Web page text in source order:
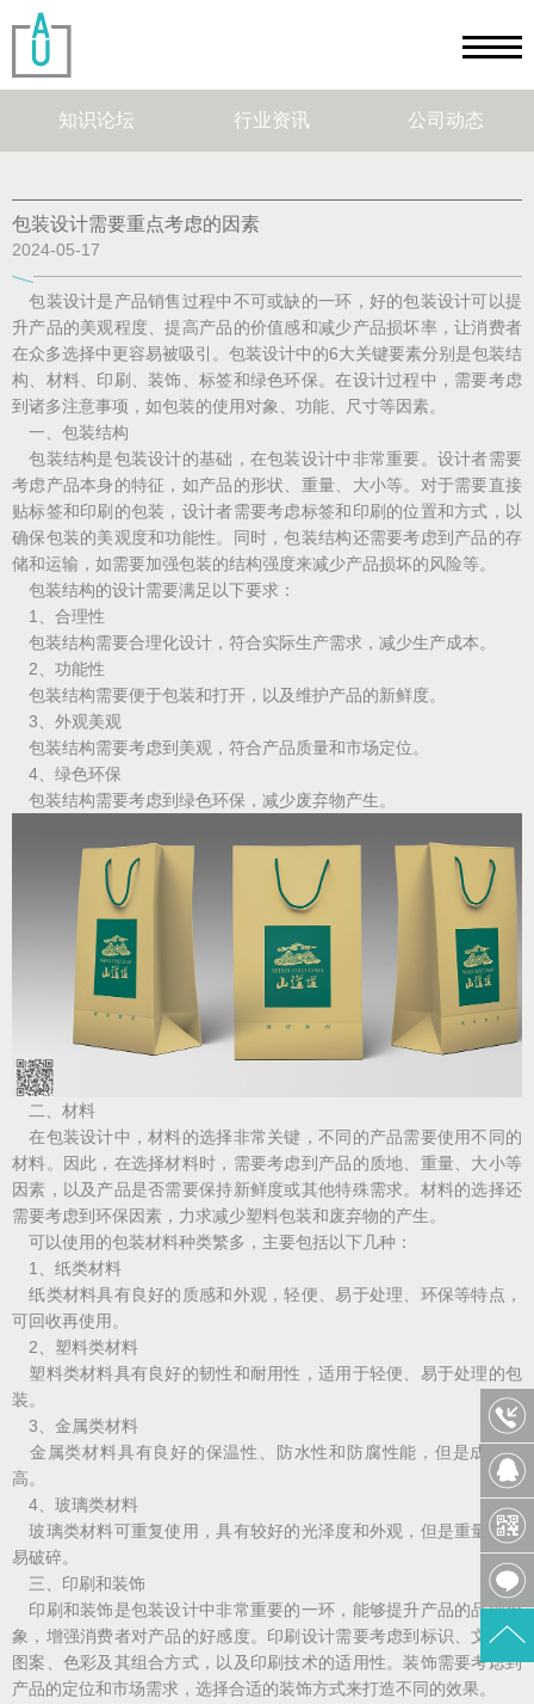
知识论坛 行业资讯 公司动态
包装设计需要重点考虑的因素
2024-05-17
包装设计是产品销售过程中不可或缺的一环，好的包装设计可以提
升产品的美观程度、提高产品的价值感和减少产品损坏率，让消费者
在众多选择中更容易被吸引。包装设计中的6大关键要素分别是包装结
构、材料、印刷、装饰、标签和绿色环保。在设计过程中，需要考虑
到诸多注意事项，如包装的使用对象、功能、尺寸等因素。
一、包装结构
包装结构是包装设计的基础，在包装设计中非常重要。设计者需要
考虑产品本身的特征，如产品的形状、重量、大小等。对于需要直接
贴标签和印刷的包装，设计者需要考虑标签和印刷的位置和方式，以
确保包装的美观度和功能性。同时，包装结构还需要考虑到产品的存
储和运输，如需要加强包装的结构强度来减少产品损坏的风险等。
包装结构的设计需要满足以下要求：
1、合理性
包装结构需要合理化设计，符合实际生产需求，减少生产成本。
2、功能性
包装结构需要便于包装和打开，以及维护产品的新鲜度。
3、外观美观
包装结构需要考虑到美观，符合产品质量和市场定位。
4、绿色环保
包装结构需要考虑到绿色环保，减少废弃物产生。
二、材料
在包装设计中，材料的选择非常关键，不同的产品需要使用不同的
材料。因此，在选择材料时，需要考虑到产品的质地、重量、大小等
因素，以及产品是否需要保持新鲜度或其他特殊需求。材料的选择还
需要考虑到环保因素，力求减少塑料包装和废弃物的产生。
可以使用的包装材料种类繁多，主要包括以下几种：
1、纸类材料
纸类材料具有良好的质感和外观，轻便、易于处理、环保等特点，
可回收再使用。
2、塑料类材料
塑料类材料具有良好的韧性和耐用性，适用于轻便、易于处理的包
装。
3、金属类材料
金属类材料具有良好的保温性、防水性和防腐性能，但是成本较
高。
4、玻璃类材料
玻璃类材料可重复使用，具有较好的光泽度和外观，但是重量较大
易破碎。
三、印刷和装饰
印刷和装饰是包装设计中非常重要的一环，能够提升产品的品牌形
象，增强消费者对产品的好感度。印刷设计需要考虑到标识、文字、
图案、色彩及其组合方式，以及印刷技术的适用性。装饰需要考虑到
产品的定位和市场需求，选择合适的装饰方式来打造不同的效果。